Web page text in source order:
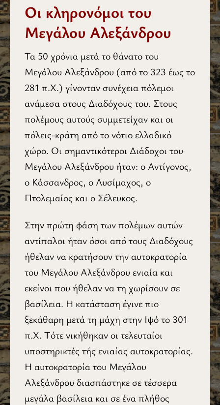
Οι κληρονόμοι του
Μεγάλου Αλεξάνδρου
Τα 50 χρόνια μετά το θάνατο του
Μεγάλου Αλεξάνδρου (από το 323 έως το
281 π.Χ.) γίνονταν συνέχεια πόλεμοι
ανάμεσα στους Διαδόχους του. Στους
πολέμους αυτούς συμμετείχαν και οι
πόλεις-κράτη από το νότιο ελλαδικό
χώρο. Οι σημαντικότεροι Διάδοχοι του
Μεγάλου Αλεξάνδρου ήταν: ο Αντίγονος,
ο Κάσσανδρος, ο Λυσίμαχος, ο
Πτολεμαίος και ο Σέλευκος.
Στην πρώτη φάση των πολέμων αυτών
αντίπαλοι ήταν όσοι από τους Διαδόχους
ήθελαν να κρατήσουν την αυτοκρατορία
του Μεγάλου Αλεξάνδρου ενιαία και
εκείνοι που ήθελαν να τη χωρίσουν σε
βασίλεια. Η κατάσταση έγινε πιο
ξεκάθαρη μετά τη μάχη στην Ιψό το 301
π.Χ. Τότε νικήθηκαν οι τελευταίοι
υποστηρικτές τής ενιαίας αυτοκρατορίας.
Η αυτοκρατορία του Μεγάλου
Αλεξάνδρου διασπάστηκε σε τέσσερα
μεγάλα βασίλεια και σε ένα πλήθος